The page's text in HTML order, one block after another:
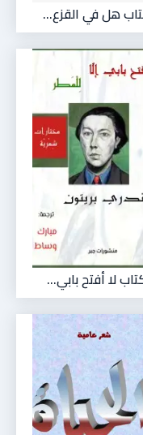
هل في القزع...
لا أفتح بابي...